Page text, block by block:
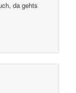
da gehts